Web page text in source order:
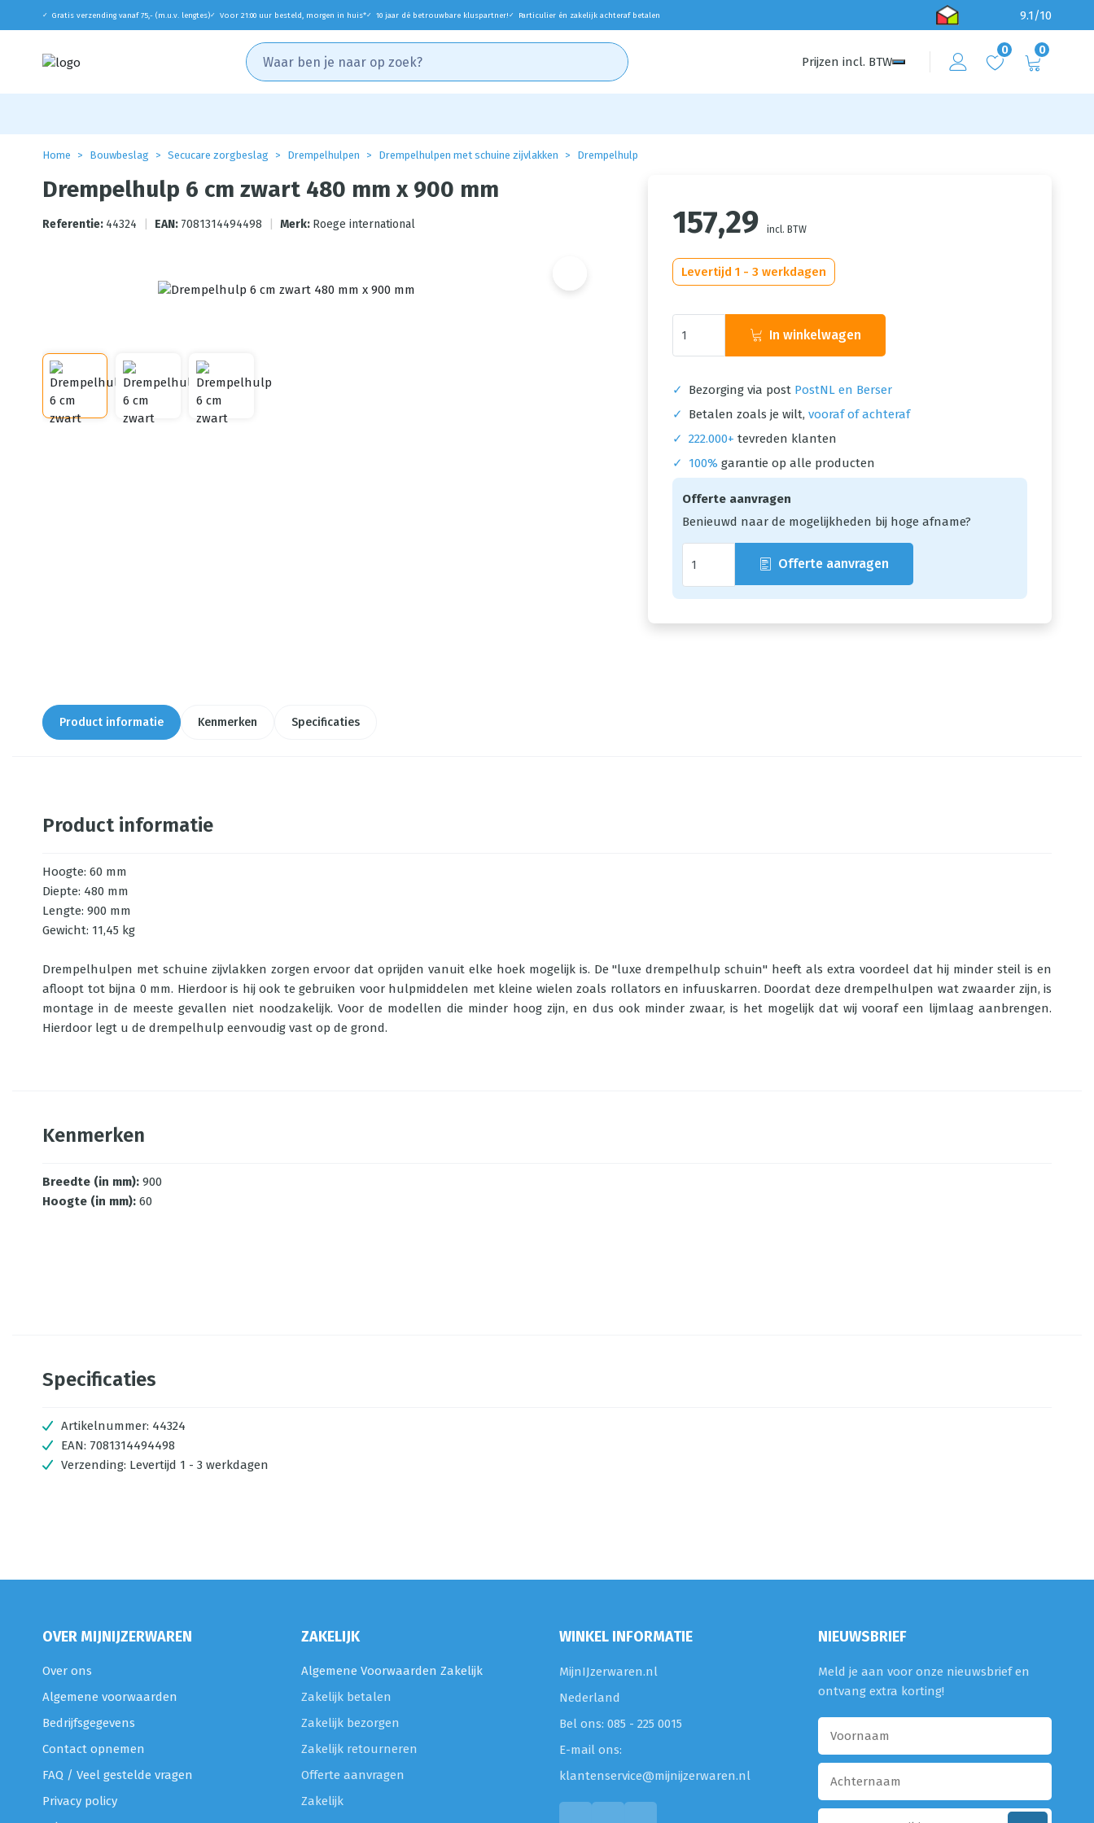
✓ Gratis verzending vanaf 75,- (m.u.v. lengtes)✓ Voor 21:00 uur besteld, morgen in huis*✓ 10 jaar dé betrouwbare kluspartner! ✓ Particulier én zakelijk achteraf betalen 9.1/10
Prijzen incl. BTW
0 0
Home Bouwbeslag Secucare zorgbeslag Drempelhulpen Drempelhulpen met schuine zijvlakken Drempelhulp
Drempelhulp 6 cm zwart 480 mm x 900 mm
Referentie: 44324 EAN: 7081314494498 Merk: Roege international 157,29 incl. BTW
Levertijd 1 - 3 werkdagen
In winkelwagen
✓ Bezorging via post PostNL en Berser
✓
Betalen zoals je wilt, vooraf of achteraf
✓ 222.000+ tevreden klanten
✓
100% garantie op alle producten
Offerte aanvragen
Benieuwd naar de mogelijkheden bij hoge afname?
Offerte aanvragen
Product informatie Kenmerken Specificaties
Product informatie
Hoogte: 60 mm
Diepte: 480 mm
Lengte: 900 mm
Gewicht: 11,45 kg
Drempelhulpen met schuine zijvlakken zorgen ervoor dat oprijden vanuit elke hoek mogelijk is. De "luxe drempelhulp schuin" heeft als extra voordeel dat hij minder steil is en
afloopt tot bijna 0 mm. Hierdoor is hij ook te gebruiken voor hulpmiddelen met kleine wielen zoals rollators en infuuskarren. Doordat deze drempelhulpen wat zwaarder zijn, is
montage in de meeste gevallen niet noodzakelijk. Voor de modellen die minder hoog zijn, en dus ook minder zwaar, is het mogelijk dat wij vooraf een lijmlaag aanbrengen.
Hierdoor legt u de drempelhulp eenvoudig vast op de grond.
Kenmerken
Breedte (in mm): 900
Hoogte (in mm): 60
Specificaties
Artikelnummer: 44324
EAN: 7081314494498
Verzending: Levertijd 1 - 3 werkdagen
OVER MIJNIJZERWAREN
Over ons
Algemene voorwaarden
Bedrijfsgegevens
Contact opnemen
FAQ / Veel gestelde vragen
Privacy policy
ZAKELIJK
Algemene Voorwaarden Zakelijk
Zakelijk betalen
Zakelijk bezorgen
Zakelijk retourneren
Offerte aanvragen
Zakelijk
WINKEL INFORMATIE
MijnIJzerwaren.nl
Nederland
Bel ons: 085 - 225 0015
E-mail ons:
klantenservice@mijnijzerwaren.nl
NIEUWSBRIEF
Meld je aan voor onze nieuwsbrief en
ontvang extra korting!